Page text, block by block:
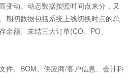
变动。动态数据按照时间点来分，又
期初数据包括系统上线切换时点的总
额、未结三大订单(CO、PO、
、BOM、供应商/客户信息、会计科